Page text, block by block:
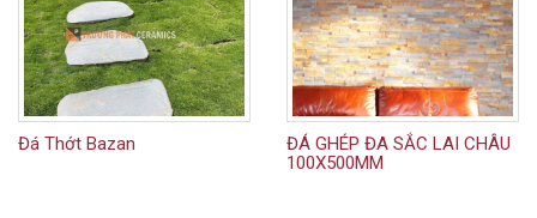
Đá Thớt Bazan
ĐÁ GHÉP ĐA SẮC LAI CHÂU
100X500MM